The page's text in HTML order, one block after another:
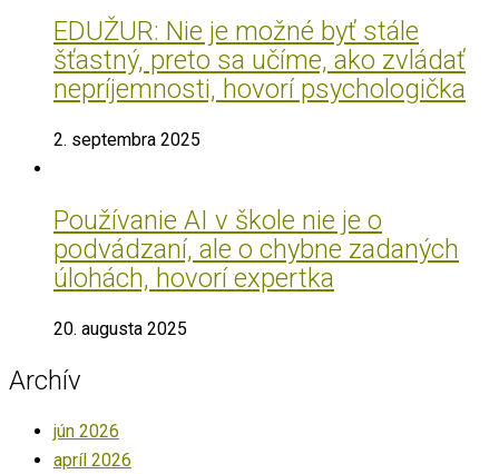
EDUŽUR: Nie je možné byť stále
šťastný, preto sa učíme, ako zvládať
nepríjemnosti, hovorí psychologička
2. septembra 2025
Používanie AI v škole nie je o
podvádzaní, ale o chybne zadaných
úlohách, hovorí expertka
20. augusta 2025
Archív
jún 2026
apríl 2026